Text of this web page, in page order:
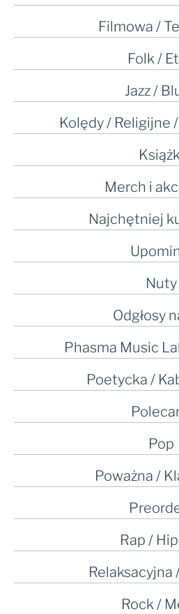
Filmowa /
Folk /
Jazz /
Kolędy / Religijne
Merch i
Najchętniej
Nuty
Odgłosy
Phasma Music
Poetycka /
Pop
Poważna /
Rap /
Relaksacyjna
Rock /